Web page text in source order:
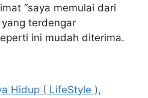
“saya memulai dari
terdengar
ini mudah diterima.
Hidup ( LifeStyle ),